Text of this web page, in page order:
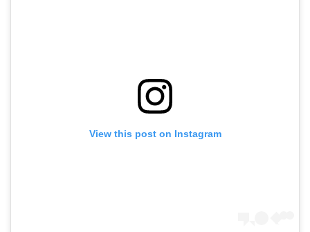
View this post on Instagram